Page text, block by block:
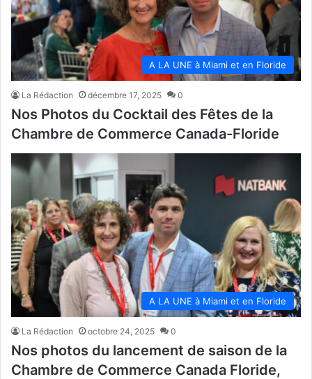
A LA UNE à Miami et en Floride
La Rédaction décembre 17, 2025 0
Nos Photos du Cocktail des Fêtes de la
Chambre de Commerce Canada-Floride
A LA UNE à Miami et en Floride
La Rédaction octobre 24, 2025 0
Nos photos du lancement de saison de la
Chambre de Commerce Canada Floride,